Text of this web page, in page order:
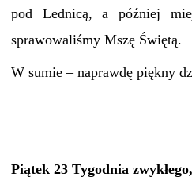
pod Lednicą, a później
sprawowaliśmy Mszę Świętą.
W sumie – naprawdę piękny
Piątek 23 Tygodnia